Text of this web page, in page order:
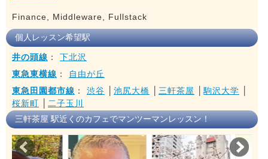
Finance, Middleware, Fullstack
個人レッスン希望駅
井の頭線 ： 下北沢
東急東横線 ：
自由が丘
東急田園都市線 ： 渋谷 池尻大橋 三軒茶屋 駒沢大学
桜新町
二子玉川
三軒茶屋 駅近くのカフェでマンツーマンレッスン！
Prev